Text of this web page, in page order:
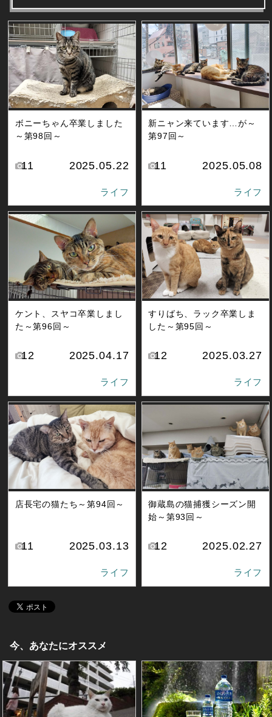
ボニーちゃん卒業しました
～第98回～
11 2025.05.22
ライフ
新ニャン来ています…が～
第97回～
11 2025.05.08
ライフ
ケント、スヤコ卒業しまし
た～第96回～
12 2025.04.17
ライフ
すりばち、ラック卒業しま
した～第95回～
12 2025.03.27
ライフ
店長宅の猫たち～第94回～
11 2025.03.13
ライフ
御蔵島の猫捕獲シーズン開
始～第93回～
12 2025.02.27
ライフ
今、あなたにオススメ